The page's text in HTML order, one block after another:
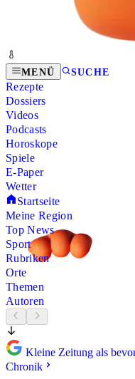
MENÜ SUCHE
Rezepte
Dossiers
Videos
Podcasts
Horoskope
Spiele
E-Paper
Wetter
Startseite
Meine Region
Top News
Sport
Rubriken
Orte
Themen
Autoren
Kleine Zeitung als
Chronik